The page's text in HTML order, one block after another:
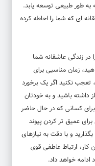
به طور طبیعی توسعه یابد.
ای که شما را احاطه کرده
در زندگی عاشقانه شما
زمان مناسبی برای
نکنید اگر یک برخورد
داشته باشید و به خودتان
کسانی که در حال حاضر
عمیق تر کردن پیوند
و با دقت به نیازهای
ارتباط عاطفی قوی
خواهد داد.